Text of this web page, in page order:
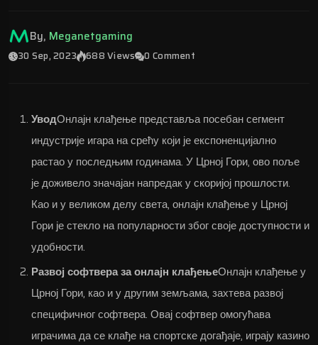
By, Meganetgaming
30 Sep, 2023 688 Views 0 Comment
УводОнлајн клађење представља посебан сегмент
индустрије игара на срећу који је експоненцијално
растао у последњим годинама. У Црној Гори, ово поље
је доживело значајан напредак у скоријој прошлости.
Као и у великом делу света, онлајн клађење у Црној
Гори је стекло на популарности због своје доступности и
удобности.
Развој софтвера за онлајн клађењеОнлајн клађење у
Црној Гори, као и у другим земљама, захтева развој
специфичног софтвера. Овај софтвер омогућава
играчима да се клађе на спортске догађаје, играју казино